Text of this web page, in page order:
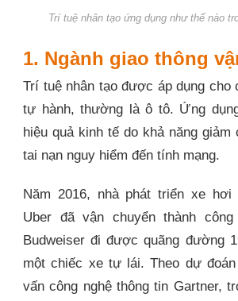
Trí tuệ nhân tạo ứng dụng như thế nào
1. Ngành giao thông
Trí tuệ nhân tạo được áp dụng cho
tự hành, thường là ô tô. Ứng
hiệu quả kinh tế do khả năng giảm
tai nạn nguy hiểm đến tính mạng.
Năm 2016, nhà phát triển xe
Uber đã vận chuyển thành
Budweiser đi được quãng đường
một chiếc xe tự lái. Theo dự
vấn công nghệ thông tin Gartner,